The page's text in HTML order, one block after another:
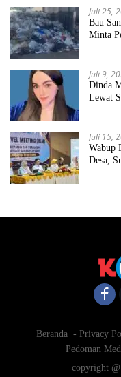
Juli 25,
Bau
Minta
Juli 9,
Dinda
Lewat
Juli 15,
Wabup
Desa,
Beranda Privacy
Pedoman
copyright